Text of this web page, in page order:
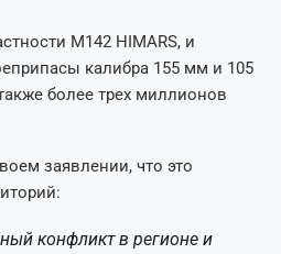
M142 HIMARS, и
калибра 155 мм и 105
более трех миллионов
заявлении, что это
конфликт в регионе и